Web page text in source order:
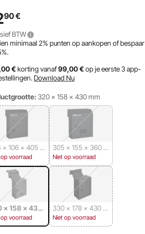
90€
BTW
minimaal2% punten op aankopen of bespaar
.
,00 €korting vanaf99,00 €op je eerste 3 app-
Download Nu
320 × 158 × 430 mm
× 106 × 405 m
voorraad
305 × 155 × 360 m
m
Niet op voorraad
× 158 × 430
voorraad
330 × 178 × 430 m
m
Niet op voorraad